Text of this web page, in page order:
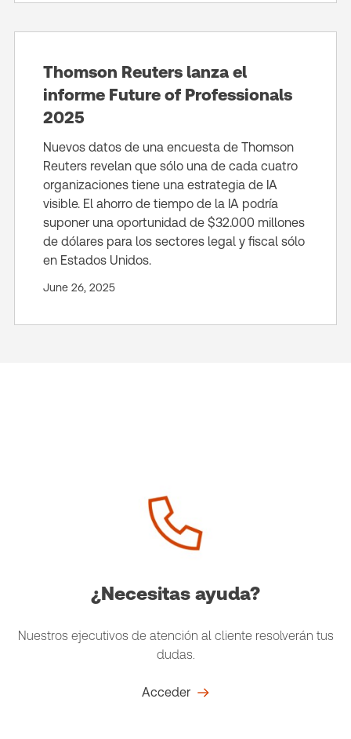
Thomson Reuters lanza el
informe Future of Professionals
2025
Nuevos datos de una encuesta de Thomson
Reuters revelan que sólo una de cada cuatro
organizaciones tiene una estrategia de IA
visible. El ahorro de tiempo de la IA podría
suponer una oportunidad de $32.000 millones
de dólares para los sectores legal y fiscal sólo
en Estados Unidos.
June 26, 2025
¿Necesitas ayuda?
Nuestros ejecutivos de atención al cliente resolverán tus
dudas.
Acceder